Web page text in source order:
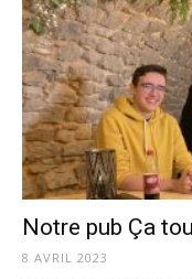
Notre pub Ça
8 AVRIL 2023